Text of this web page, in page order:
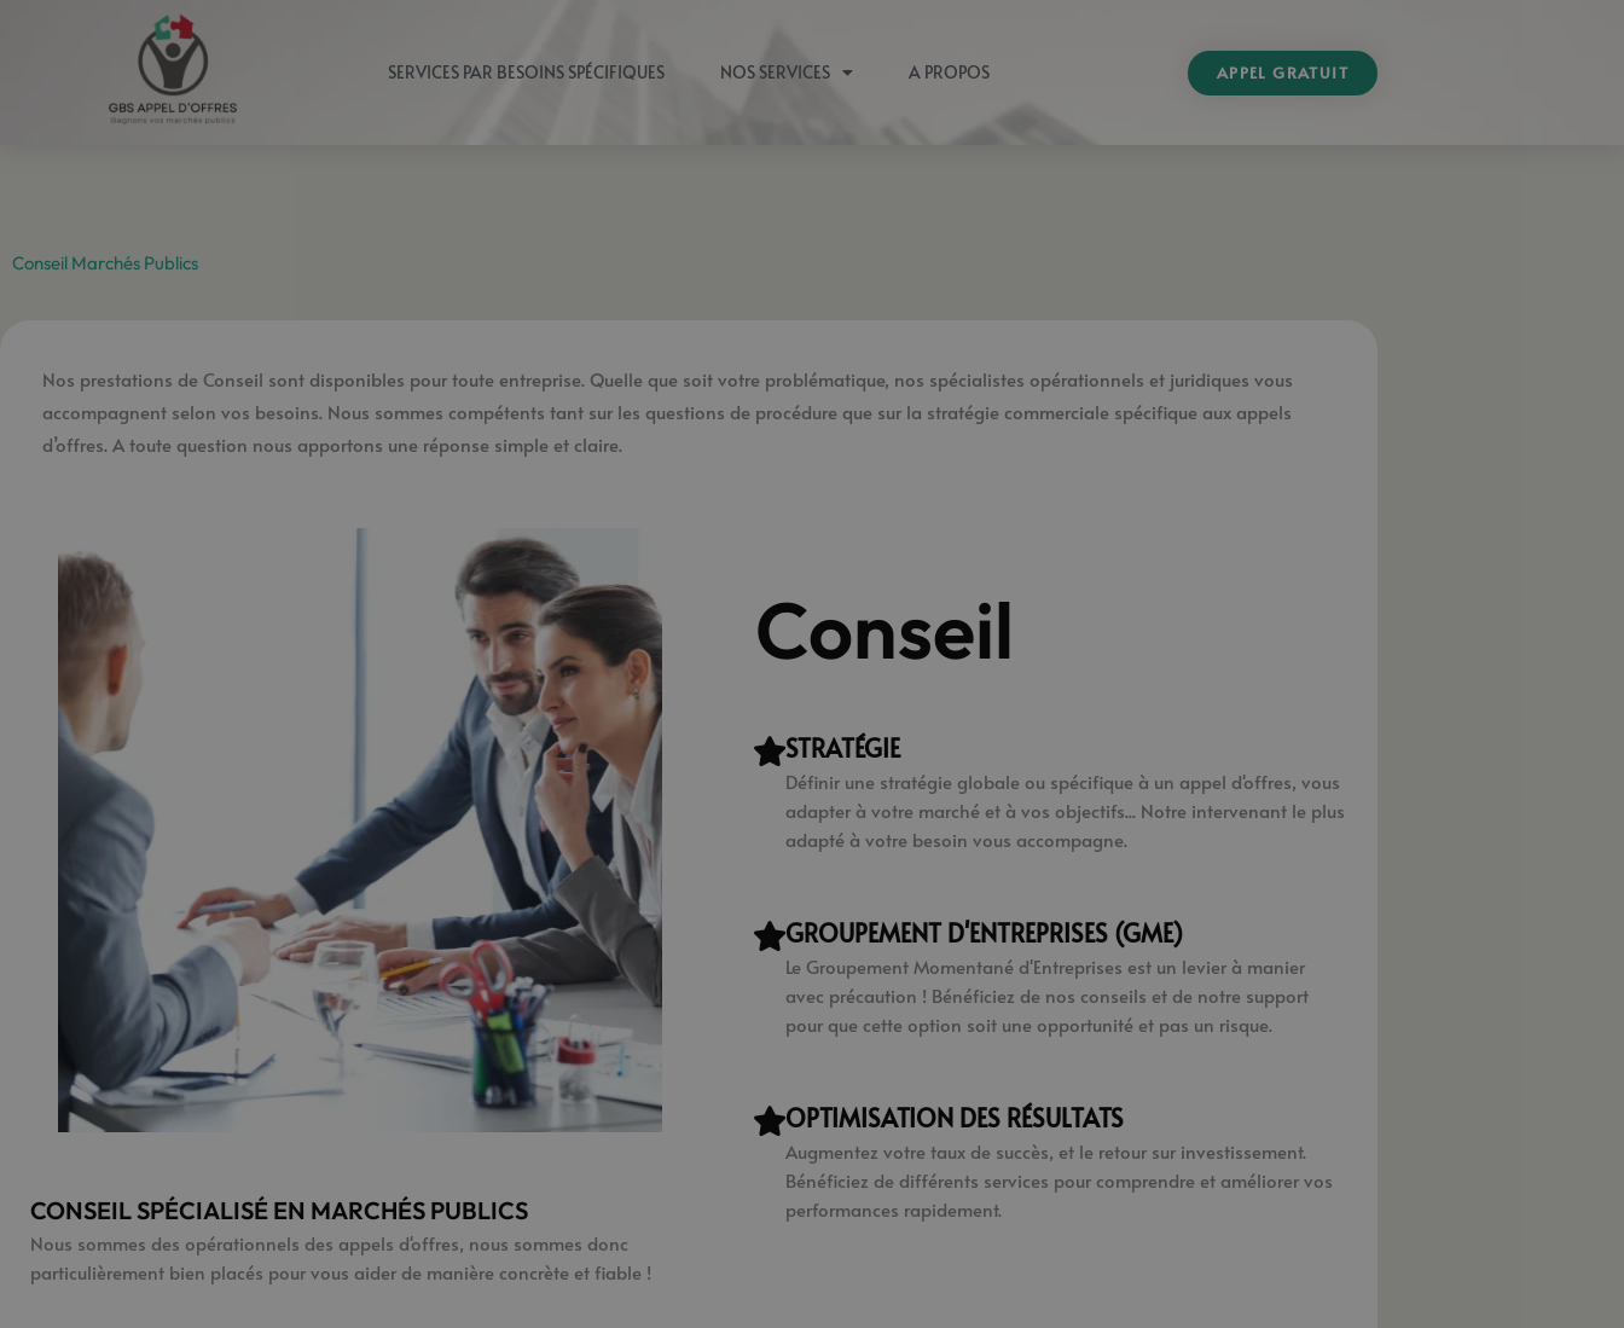
SERVICES PAR BESOINS SPÉCIFIQUES NOS SERVICES A PROPOS APPEL GRATUIT
Conseil Marchés Publics
Nos prestations de Conseil sont disponibles pour toute entreprise. Quelle que soit votre problématique, nos spécialistes opérationnels et juridiques vous
accompagnent selon vos besoins. Nous sommes compétents tant sur les questions de procédure que sur la stratégie commerciale spécifique aux appels
d’offres. A toute question nous apportons une réponse simple et claire.
CONSEIL SPÉCIALISÉ EN MARCHÉS PUBLICS
Nous sommes des opérationnels des appels d'offres, nous sommes donc
particulièrement bien placés pour vous aider de manière concrète et fiable !
Conseil
STRATÉGIE
Définir une stratégie globale ou spécifique à un appel d'offres, vous
adapter à votre marché et à vos objectifs... Notre intervenant le plus
adapté à votre besoin vous accompagne.
GROUPEMENT D'ENTREPRISES (GME)
Le Groupement Momentané d'Entreprises est un levier à manier
avec précaution ! Bénéficiez de nos conseils et de notre support
pour que cette option soit une opportunité et pas un risque.
OPTIMISATION DES RÉSULTATS
Augmentez votre taux de succès, et le retour sur investissement.
Bénéficiez de différents services pour comprendre et améliorer vos
performances rapidement.